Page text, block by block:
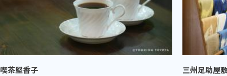
喫茶堅香子 三州足助屋